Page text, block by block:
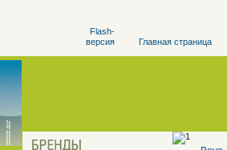
Flash-
версия
Главная страница